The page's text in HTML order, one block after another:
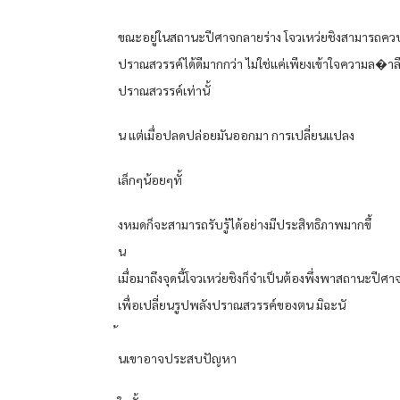
ขณะอยู่ในสถานะปีศาจกลายร่าง โจวเหว่ยชิงสามารถค
ปราณสวรรค์ได้ดีมากกว่า ไม่ใช่แค่เพียงเข้าใจความล�า
ปราณสวรรค์เท่านั้
น แต่เมื่อปลดปล่อยมันออกมา การเปลี่ยนแปลง
เล็กๆน้อยๆทั้
งหมดก็จะสามารถรับรู้ได้อย่างมีประสิทธิภาพมากขึ้
น
เมื่อมาถึงจุดนี้โจวเหว่ยชิงก็จําเป็นต้องพึ่งพาสถานะปีศา
เพื่อเปลี่ยนรูปพลังปราณสวรรค์ของตน มิฉะนั
นเขาอาจประสบปัญหา